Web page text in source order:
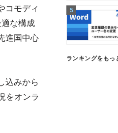
コモディ
な構成
進国中心
込みから
をオンラ
ランキングをもっ